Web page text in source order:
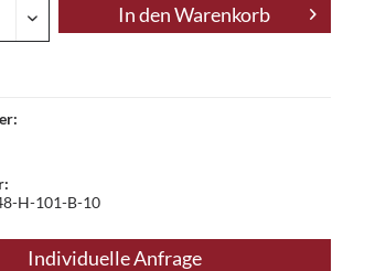
In denWarenkorb
H-101-B-10
Individuelle Anfrage